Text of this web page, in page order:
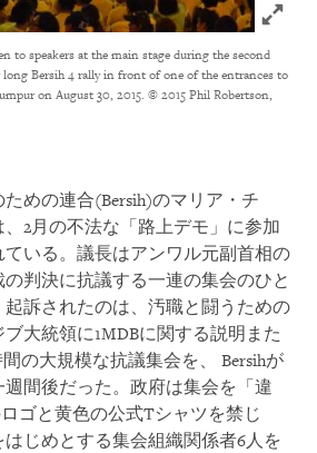
Click
to speakers at the main stage during the second
Bersih 4 rally in front of one of the entrances to
on August 30, 2015. © 2015 Phil Robertson,
めの連合(Bersih)のマリア・チ
2月の不法な「路上デモ」に参加
ている。議長はアンワル元副首相の
判決に抗議する一連の集会のひと
訴されたのは、汚職と闘うための
大統領に1MDBに関する説明また
の大規模な抗議集会を、 Bersihが
間後だった。政府は集会を「違
ゴと黄色の公式Tシャツを禁じ
じめとする集会組織関係者6人を